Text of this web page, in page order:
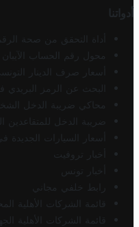
أدواتنا
أداة التحقق من صحة
محول رقم الحساب
أسعار صرف الدينار
البحث عن الرمز البريدي
محاكي ضريبة الدخل
ضريبة الدخل للمتقاعدين
أسعار السيارات الجديدة
أخبار تروفيت
أخبار تونس
رابط خلفي مجاني
قائمة الشركات الأهلية
قائمة الشركات الأهلية